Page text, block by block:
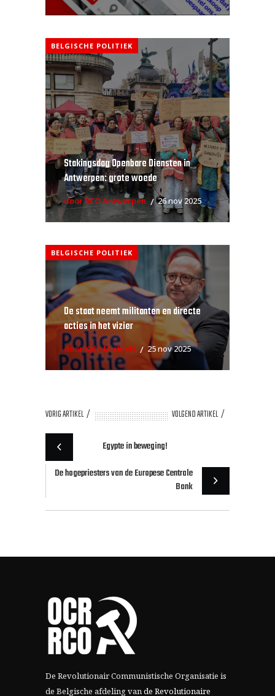
BELGISCHE POLITIEK
Stakingsdag Openbare Diensten in
Antwerpen: grote woede
door RCO Antwerpen 26 nov 2025
BELGISCHE POLITIEK
De staat neemt militanten en directe
acties in het vizier
door Kyle Michiels 25 nov 2025
VORIG ARTIKEL VOLGEND ARTIKEL
Egypte in beweging!
De hogepriesters van de Europese Centrale
Bank
De Revolutionair Communistische Organisatie is
de Belgische afdeling vande Revolutionaire